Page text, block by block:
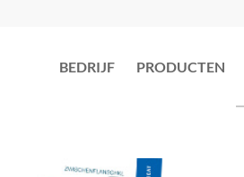
BEDRIJF PRODUCTEN